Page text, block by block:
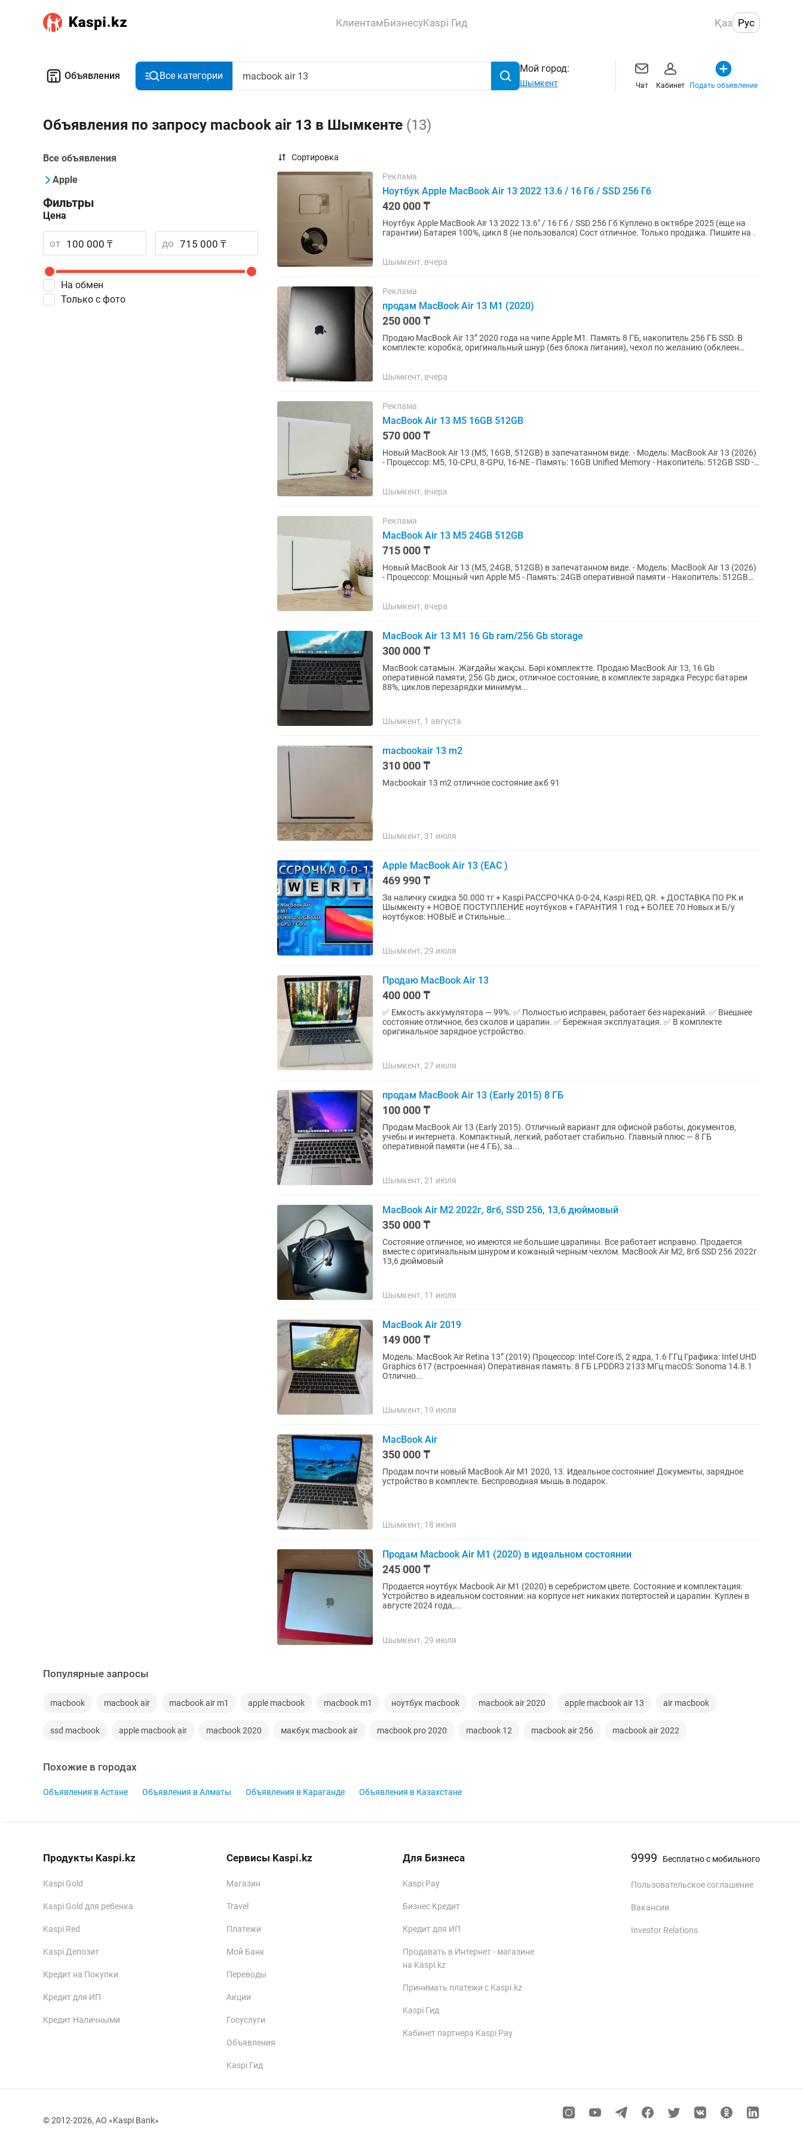
КлиентамБизнесуKaspi Гид Қаз Рус
Объявления Все категории
Мой город:
Шымкент Чат Кабинет Подать объявление
Объявления по запросу macbook air 13 в Шымкенте (13)
Все объявления
Apple
Фильтры
Цена
от до
На обмен
Только с фото
Сортировка
Реклама
Ноутбук Apple MacBook Air 13 2022 13.6 / 16 Гб / SSD 256 Гб
420 000 ₸
Ноутбук Apple MacBook Air 13 2022 13.6" / 16 Гб / SSD 256 Гб Куплено в октябре 2025 (еще на
гарантии) Батарея 100%, цикл 8 (не пользовался) Сост отличное. Только продажа. Пишите на .
Шымкент, вчера
Реклама
продам MacBook Air 13 M1 (2020)
250 000 ₸
Продаю MacBook Air 13” 2020 года на чипе Apple M1. Память 8 ГБ, накопитель 256 ГБ SSD. В
комплекте: коробка, оригинальный шнур (без блока питания), чехол по желанию (обклеен
Шымкент, вчера
Реклама
MacBook Air 13 M5 16GB 512GB
570 000 ₸
Новый MacBook Air 13 (M5, 16GB, 512GB) в запечатанном виде. - Модель: MacBook Air 13 (2026)
- Процессор: M5, 10-CPU, 8-GPU, 16-NE - Память: 16GB Unified Memory - Накопитель: 512GB SSD -
Шымкент, вчера
Реклама
MacBook Air 13 M5 24GB 512GB
715 000 ₸
Новый MacBook Air 13 (M5, 24GB, 512GB) в запечатанном виде. - Модель: MacBook Air 13 (2026)
- Процессор: Мощный чип Apple M5 - Память: 24GB оперативной памяти - Накопитель: 512GB
Шымкент, вчера
MacBook Air 13 M1 16 Gb ram/256 Gb storage
300 000 ₸
MacBook сатамын. Жағдайы жақсы. Бәрі комплектте. Продаю MacBook Air 13, 16 Gb
оперативной памяти, 256 Gb диск, отличное состояние, в комплекте зарядка Ресурс батареи
88%, циклов перезарядки минимум...
Шымкент, 1 августа
macbookair 13 m2
310 000 ₸
Macbookair 13 m2 отличное состояние акб 91
Шымкент, 31 июля
Apple MacBook Air 13 (EAC )
469 990 ₸
За наличку скидка 50.000 тг + Kaspi РАССРОЧКА 0-0-24, Kaspi RED, QR. + ДОСТАВКА ПО РК и
Шымкенту + НОВОЕ ПОСТУПЛЕНИЕ ноутбуков + ГАРАНТИЯ 1 год + БОЛЕЕ 70 Новых и Б/у
ноутбуков: НОВЫЕ и Стильные...
Шымкент, 29 июля
Продаю MacBook Air 13
400 000 ₸
✅ Емкость аккумулятора — 99%. ✅ Полностью исправен, работает без нареканий. ✅ Внешнее
состояние отличное, без сколов и царапин. ✅ Бережная эксплуатация. ✅ В комплекте
оригинальное зарядное устройство.
Шымкент, 27 июля
продам MacBook Air 13 (Early 2015) 8 ГБ
100 000 ₸
Продам MacBook Air 13 (Early 2015). Отличный вариант для офисной работы, документов,
учебы и интернета. Компактный, легкий, работает стабильно. Главный плюс — 8 ГБ
оперативной памяти (не 4 ГБ), за...
Шымкент, 21 июля
MacBook Air M2 2022г, 8гб, SSD 256, 13,6 дюймовый
350 000 ₸
Состояние отличное, но имеются не большие царапины. Все работает исправно. Продается
вместе с оригинальным шнуром и кожаный черным чехлом. MacBook Air M2, 8гб SSD 256 2022г
13,6 дюймовый
Шымкент, 11 июля
MacBook Air 2019
149 000 ₸
Модель: MacBook Air Retina 13” (2019) Процессор: Intel Core i5, 2 ядра, 1.6 ГГц Графика: Intel UHD
Graphics 617 (встроенная) Оперативная память: 8 ГБ LPDDR3 2133 МГц macOS: Sonoma 14.8.1
Отлично...
Шымкент, 19 июля
MacBook Air
350 000 ₸
Продам почти новый MacBook Air M1 2020, 13. Идеальное состояние! Документы, зарядное
устройство в комплекте. Беспроводная мышь в подарок.
Шымкент, 18 июня
Продам Macbook Air M1 (2020) в идеальном состоянии
245 000 ₸
Продается ноутбук Macbook Air M1 (2020) в серебристом цвете. Состояние и комплектация:
Устройство в идеальном состоянии: на корпусе нет никаких потертостей и царапин. Куплен в
августе 2024 года,...
Шымкент, 29 июля
Популярные запросы
macbook macbook air macbook air m1 apple macbook macbook m1 ноутбук macbook macbook air 2020 apple macbook air 13 air macbook
ssd macbook apple macbook air macbook 2020 макбук macbook air macbook pro 2020 macbook 12 macbook air 256 macbook air 2022
Похожие в городах
Объявления в Астане Объявления в Алматы Объявления в Караганде Объявления в Казахстане
Продукты Kaspi.kz
Kaspi Gold
Kaspi Gold для ребенка
Kaspi Red
Kaspi Депозит
Кредит на Покупки
Кредит для ИП
Кредит Наличными
Сервисы Kaspi.kz
Магазин
Travel
Платежи
Мой Банк
Переводы
Акции
Госуслуги
Объявления
Kaspi Гид
Для Бизнеса
Kaspi Pay
Бизнес Кредит
Кредит для ИП
Продавать в Интернет - магазине
на Kaspi.kz
Принимать платежи с Kaspi.kz
Kaspi Гид
Кабинет партнера Kaspi Pay
9999 Бесплатно с мобильного
Пользовательское соглашение
Вакансии
Investor Relations
© 2012-2026, АО «Kaspi Bank»